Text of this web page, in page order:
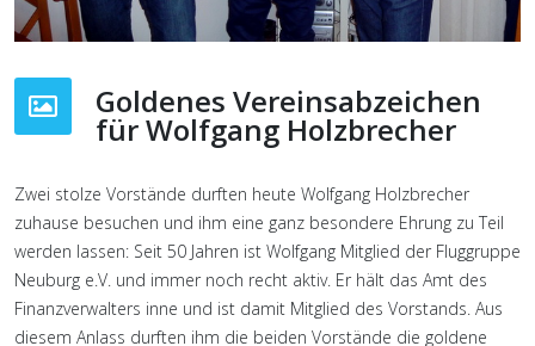
Goldenes Vereinsabzeichen
für Wolfgang Holzbrecher
Zwei stolze Vorstände durften heute Wolfgang Holzbrecher
zuhause besuchen und ihm eine ganz besondere Ehrung zu Teil
werden lassen: Seit 50 Jahren ist Wolfgang Mitglied der Fluggruppe
Neuburg e.V. und immer noch recht aktiv. Er hält das Amt des
Finanzverwalters inne und ist damit Mitglied des Vorstands. Aus
diesem Anlass durften ihm die beiden Vorstände die goldene